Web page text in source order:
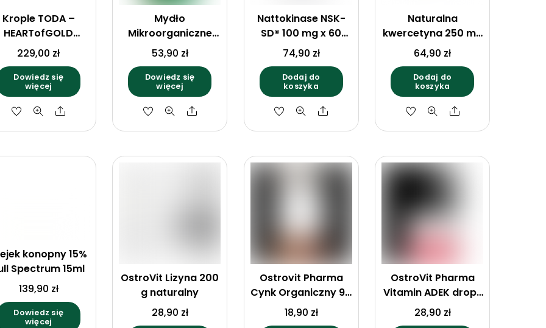
Krople TODA –
HEARTofGOLD
by TODA™
229,00 zł
Dowiedz się
więcej
Share
Mydło
Mikroorganiczne
ZIELONE 300 ml – Z
młodym
jęczmieniem,
melasą i ziołami –
ProBiotics
53,90 zł
Dowiedz się
więcej
Share
Nattokinase NSK-
SD® 100 mg x 60
Vege Caps
74,90 zł
Dodaj do
koszyka
Share
Naturalna
kwercetyna 250 mg
x 100 vege kaps.
64,90 zł
Dodaj do
koszyka
Share
konopny 15%
Spectrum 15ml
139,90 zł
Dowiedz się
więcej
OstroVit Lizyna 200
g naturalny
28,90 zł
Ostrovit Pharma
Cynk Organiczny 90
tab.
18,90 zł
OstroVit Pharma
Vitamin ADEK drops
30 ml
28,90 zł